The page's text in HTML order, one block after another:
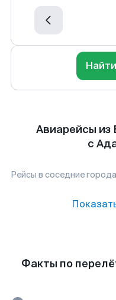
Авиарейсы
с
Рейсы в соседние города
Факты по